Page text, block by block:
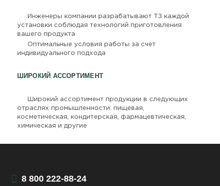
Инженеры компании разрабатывают ТЗ каждой
установки соблюдая технологий приготовления
вашего продукта
Оптимальные условия работы за счет
индивидуального подхода
ШИРОКИЙ АССОРТИМЕНТ
Широкий ассортимент продукции в следующих
отраслях промышленности: пищевая,
косметическая, кондитерская, фармацевтическая,
химическая и другие
8 800 222-88-24